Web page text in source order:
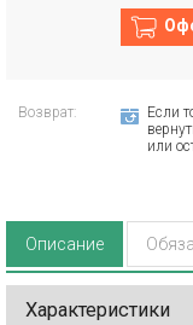
Возврат:
Если
или
Описание
Характеристики